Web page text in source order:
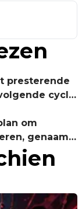
presterende
cycle,
om
genaamd